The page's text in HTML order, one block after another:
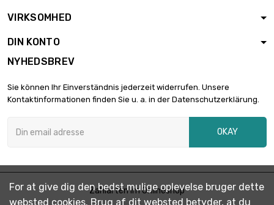
VIRKSOMHED
DIN KONTO
NYHEDSBREV
Sie können Ihr Einverständnis jederzeit widerrufen. Unsere
Kontaktinformationen finden Sie u. a. in der Datenschutzerklärung.
OKAY
Zahlarten im Onlineshop
For at give dig den bedst mulige oplevelse bruger dette
websted cookies. Brug af dit websted betyder, at du